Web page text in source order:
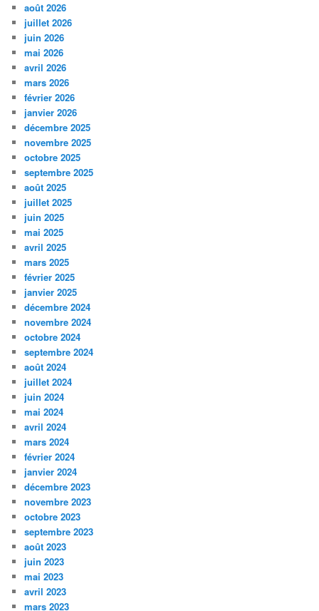
août 2026
juillet 2026
juin 2026
mai 2026
avril 2026
mars 2026
février 2026
janvier 2026
décembre 2025
novembre 2025
octobre 2025
septembre 2025
août 2025
juillet 2025
juin 2025
mai 2025
avril 2025
mars 2025
février 2025
janvier 2025
décembre 2024
novembre 2024
octobre 2024
septembre 2024
août 2024
juillet 2024
juin 2024
mai 2024
avril 2024
mars 2024
février 2024
janvier 2024
décembre 2023
novembre 2023
octobre 2023
septembre 2023
août 2023
juin 2023
mai 2023
avril 2023
mars 2023